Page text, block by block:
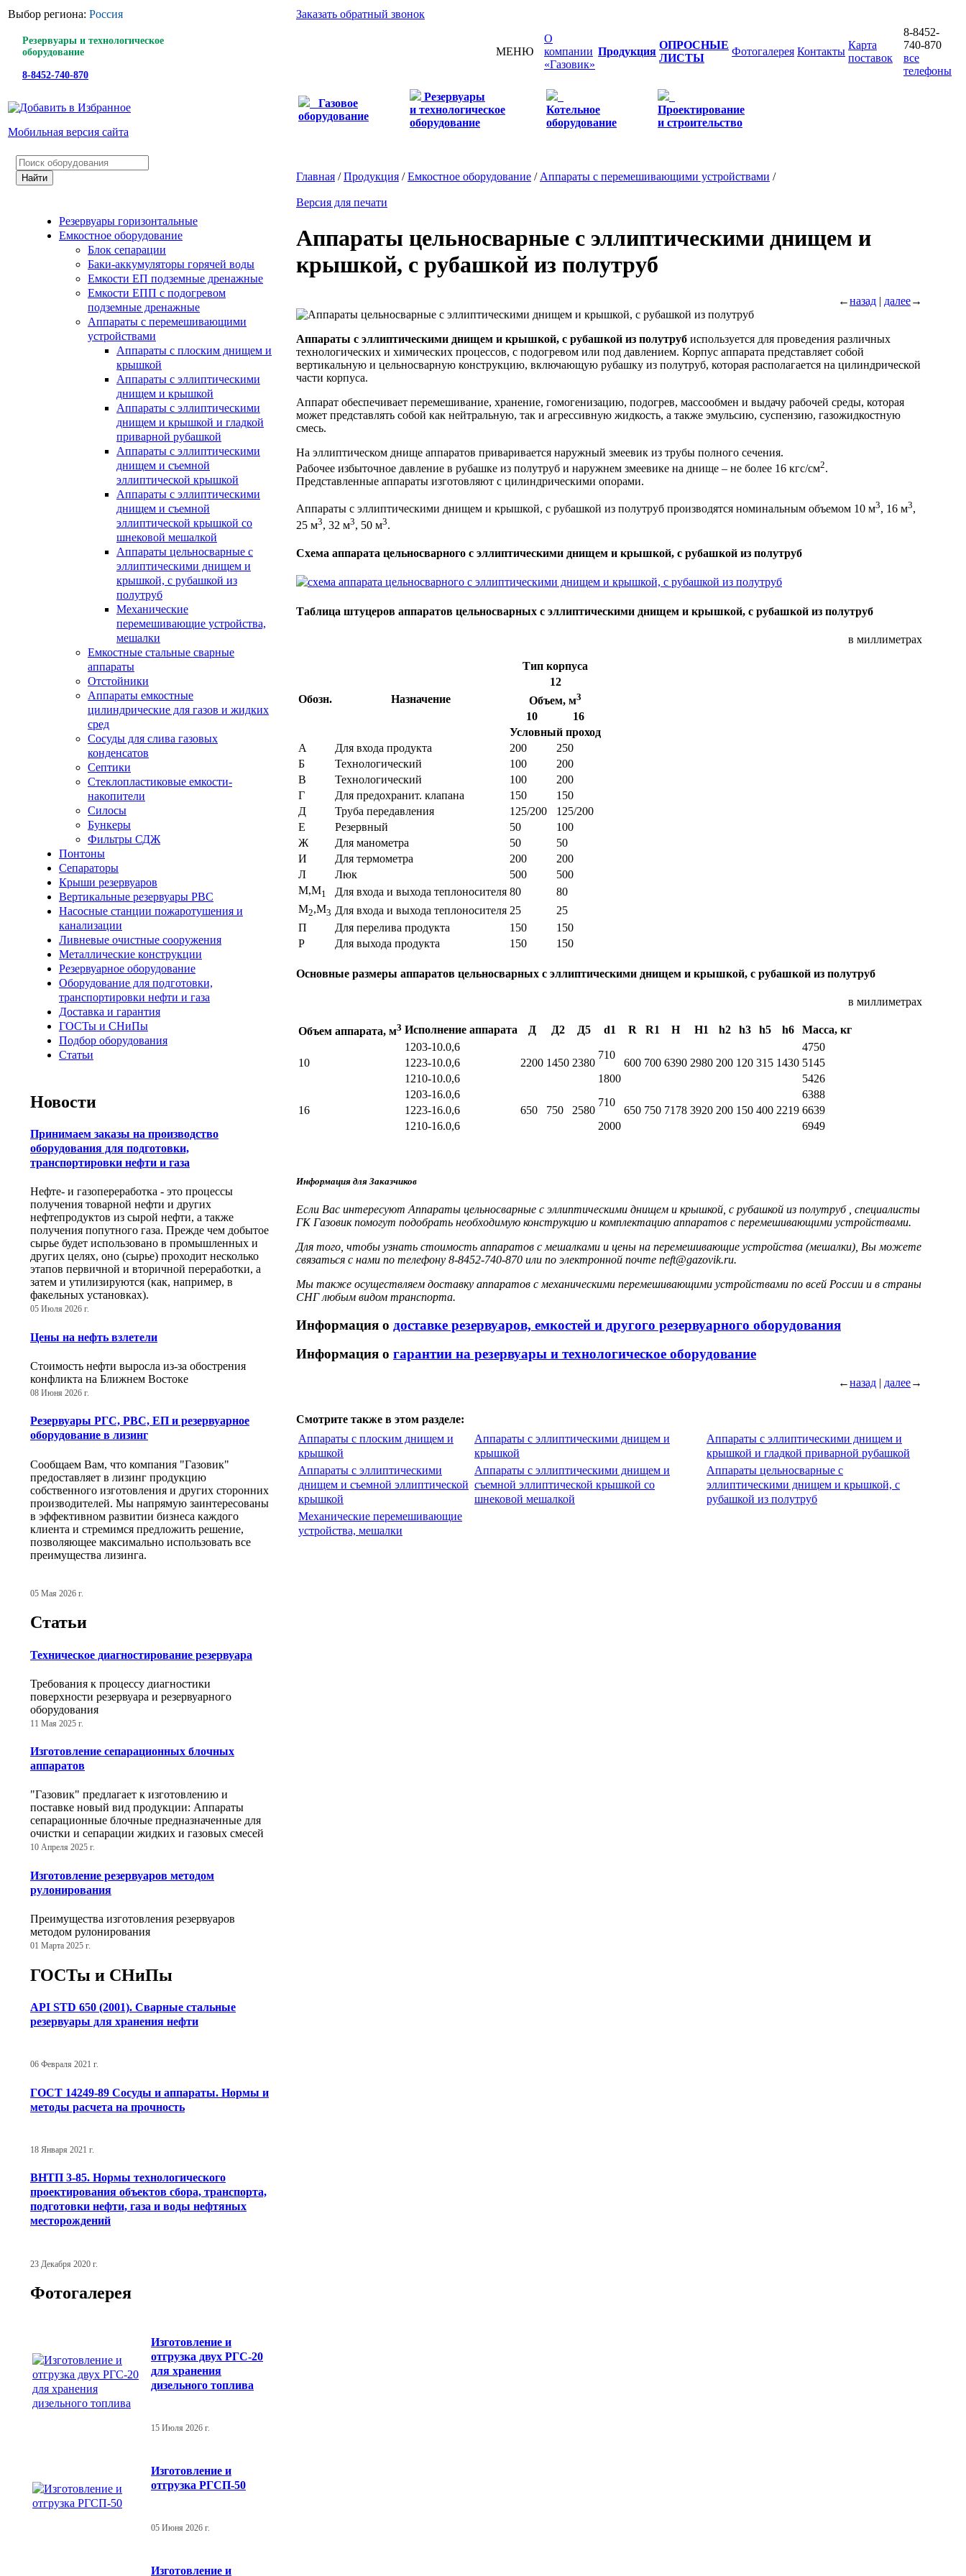
Выбор региона: Россия
Резервуары и технологическое
оборудование
8-8452-740-870
Мобильная версия сайта
Заказать обратный звонок
МЕНЮ
О
компании
«Газовик»
Продукция
ОПРОСНЫЕ
ЛИСТЫ
Фотогалерея Контакты
Карта
поставок
8-8452-
740-870
все
телефоны
Газовое
оборудование
Резервуары
и технологическое
оборудование
Котельное
оборудование
Проектирование
и строительство
Резервуары горизонтальные
Емкостное оборудование
Блок сепарации
Баки-аккумуляторы горячей воды
Емкости ЕП подземные дренажные
Емкости ЕПП с подогревом
подземные дренажные
Аппараты с перемешивающими
устройствами
Аппараты с плоским днищем и
крышкой
Аппараты с эллиптическими
днищем и крышкой
Аппараты с эллиптическими
днищем и крышкой и гладкой
приварной рубашкой
Аппараты с эллиптическими
днищем и съемной
эллиптической крышкой
Аппараты с эллиптическими
днищем и съемной
эллиптической крышкой со
шнековой мешалкой
Аппараты цельносварные с
эллиптическими днищем и
крышкой, с рубашкой из
полутруб
Механические
перемешивающие устройства,
мешалки
Емкостные стальные сварные
аппараты
Отстойники
Аппараты емкостные
цилиндрические для газов и жидких
сред
Сосуды для слива газовых
конденсатов
Септики
Стеклопластиковые емкости-
накопители
Силосы
Бункеры
Фильтры СДЖ
Понтоны
Сепараторы
Крыши резервуаров
Вертикальные резервуары РВС
Насосные станции пожаротушения и
канализации
Ливневые очистные сооружения
Металлические конструкции
Резервуарное оборудование
Оборудование для подготовки,
транспортировки нефти и газа
Доставка и гарантия
ГОСТы и СНиПы
Подбор оборудования
Статьи
Новости
Принимаем заказы на производство
оборудования для подготовки,
транспортировки нефти и газа
Нефте- и газопереработка - это процессы
получения товарной нефти и других
нефтепродуктов из сырой нефти, а также
получения попутного газа. Прежде чем добытое
сырье будет использовано в промышленных и
других целях, оно (сырье) проходит несколько
этапов первичной и вторичной переработки, а
затем и утилизируются (как, например, в
факельных установках).
05 Июля 2026 г.
Цены на нефть взлетели
Стоимость нефти выросла из-за обострения
конфликта на Ближнем Востоке
08 Июня 2026 г.
Резервуары РГС, РВС, ЕП и резервуарное
оборудование в лизинг
Сообщаем Вам, что компания "Газовик"
предоставляет в лизинг продукцию
собственного изготовления и других сторонних
производителей. Мы напрямую заинтересованы
в эффективном развитии бизнеса каждого
клиента и стремимся предложить решение,
позволяющее максимально использовать все
преимущества лизинга.
05 Мая 2026 г.
Статьи
Техническое диагностирование резервуара
Требования к процессу диагностики
поверхности резервуара и резервуарного
оборудования
11 Мая 2025 г.
Изготовление сепарационных блочных
аппаратов
"Газовик" предлагает к изготовлению и
поставке новый вид продукции: Аппараты
сепарационные блочные предназначенные для
очистки и сепарации жидких и газовых смесей
10 Апреля 2025 г.
Изготовление резервуаров методом
рулонирования
Преимущества изготовления резервуаров
методом рулонирования
01 Марта 2025 г.
ГОСТы и СНиПы
API STD 650 (2001). Сварные стальные
резервуары для хранения нефти
06 Февраля 2021 г.
ГОСТ 14249-89 Сосуды и аппараты. Нормы и
методы расчета на прочность
18 Января 2021 г.
ВНТП 3-85. Нормы технологического
проектирования объектов сбора, транспорта,
подготовки нефти, газа и воды нефтяных
месторождений
23 Декабря 2020 г.
Фотогалерея
Изготовление и
отгрузка двух РГС-20
для хранения
дизельного топлива
15 Июля 2026 г.
Изготовление и
отгрузка РГСП-50
05 Июня 2026 г.
Изготовление и
Главная /Продукция /Емкостное оборудование / Аппараты с перемешивающими устройствами /
Версия для печати
Аппараты цельносварные с эллиптическими днищем и
крышкой, с рубашкой из полутруб
←назад | далее→
Аппараты с эллиптическими днищем и крышкой, с рубашкой из полутруб используется для проведения различных
технологических и химических процессов, с подогревом или под давлением. Корпус аппарата представляет собой
вертикальную и цельносварную конструкцию, включающую рубашку из полутруб, которая располагается на цилиндрической
части корпуса.
Аппарат обеспечивает перемешивание, хранение, гомогенизацию, подогрев, массообмен и выдачу рабочей среды, которая
может представлять собой как нейтральную, так и агрессивную жидкость, а также эмульсию, суспензию, газожидкостную
смесь.
На эллиптическом днище аппаратов приваривается наружный змеевик из трубы полного сечения.
Рабочее избыточное давление в рубашке из полутруб и наружнем змеевике на днище – не более 16 кгс/см2.
Представленные аппараты изготовляют с цилиндрическими опорами.
Аппараты с эллиптическими днищем и крышкой, с рубашкой из полутруб производятся номи­нальным объемом 10 м3, 16 м3,
25 м3, 32 м3, 50 м3.
Схема аппарата цельносварного с эллиптическими днищем и крышкой, с рубашкой из полутруб
Таблица штуцеров аппаратов цельносварных с эллиптическими днищем и крышкой, с рубашкой из полутруб
в миллиметрах
Обозн. Назначение
Тип корпуса
12
Объем, м3
10
16
Условный проход
А
Для входа продукта 200
250
Б
Технологический 100
200
В
Технологический 100
200
Г
Для предохранит. клапана 150
150
Д
Труба передавления 125/200
125/200
Е
Резервный 50
100
Ж
Для манометра 50
50
И
Для термометра 200
200
Л
Люк 500
500
М,М1 Для входа и выхода теплоносителя 80
80
М2,М3 Для входа и выхода теплоносителя 25
25
П
Для перелива продукта 150
150
Р
Для выхода продукта 150 150
Основные размеры аппаратов цельносварных с эллиптическими днищем и крышкой, с рубашкой из полутруб
в миллиметрах
Объем аппарата, м3 Исполнение аппарата Д Д2 Д5 d1 R R1 H H1 h2 h3 h5 h6 Масса, кг
10
1203-10.0,6
2200 1450 2380
710
600 700 6390 2980 200 120 315 1430
4750
1223-10.0,6
5145
1210-10.0,6
1800 5426
16
1203-16.0,6
650
750 2580
710
650 750 7178 3920 200 150 400 2219
6388
1223-16.0,6
6639
1210-16.0,6
2000 6949
Информация для Заказчиков
Если Вас интересуют Аппараты цельносварные с эллиптическими днищем и крышкой, с рубашкой из полутруб , специалисты
ГК Газовик помогут подобрать необходимую конструкцию и комплектацию аппаратов с перемешивающими устройствами.
Для того, чтобы узнать стоимость аппаратов с мешалками и цены на перемешивающие устройства (мешалки), Вы можете
связаться с нами по телефону 8-8452-740-870 или по электронной почте neft@gazovik.ru.
Мы также осуществляем доставку аппаратов с механическими перемешивающими устройствами по всей России и в страны
СНГ любым видом транспорта.
Информация о доставке резервуаров, емкостей и другого резервуарного оборудования
Информация о гарантии на резервуары и технологическое оборудование
←назад | далее→
Смотрите также в этом разделе:
Аппараты с плоским днищем и
крышкой
Аппараты с эллиптическими днищем и
крышкой
Аппараты с эллиптическими днищем и
крышкой и гладкой приварной рубашкой
Аппараты с эллиптическими
днищем и съемной эллиптической
крышкой
Аппараты с эллиптическими днищем и
съемной эллиптической крышкой со
шнековой мешалкой
Аппараты цельносварные с
эллиптическими днищем и крышкой, с
рубашкой из полутруб
Механические перемешивающие
устройства, мешалки